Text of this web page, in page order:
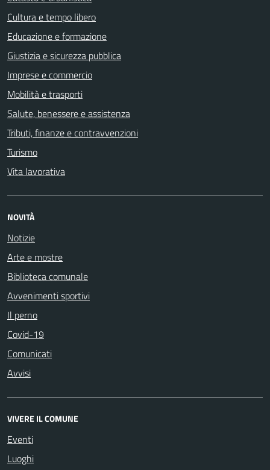
Cultura e tempo libero
Educazione e formazione
Giustizia e sicurezza pubblica
Imprese e commercio
Mobilità e trasporti
Salute, benessere e assistenza
Tributi, finanze e contravvenzioni
Turismo
Vita lavorativa
NOVITÀ
Notizie
Arte e mostre
Biblioteca comunale
Avvenimenti sportivi
Il perno
Covid-19
Comunicati
Avvisi
VIVERE IL COMUNE
Eventi
Luoghi